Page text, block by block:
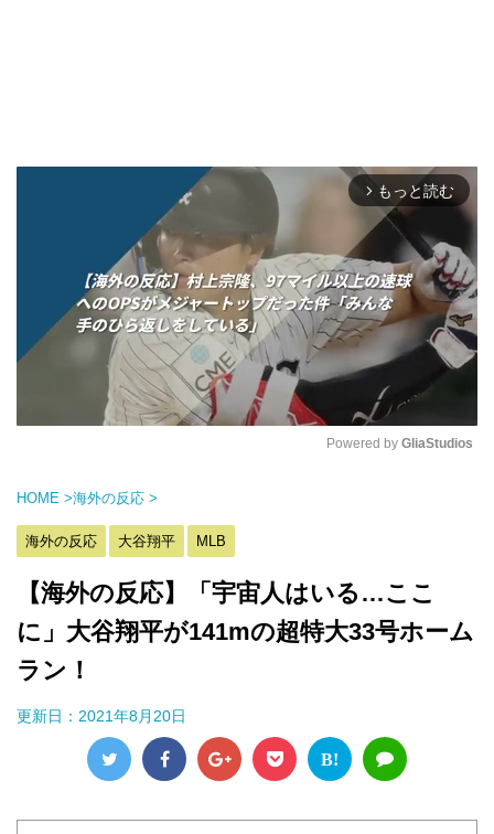
arrow_forward_ios もっと読む
Powered by GliaStudios
HOME >海外の反応 >
海外の反応 大谷翔平 MLB
【海外の反応】「宇宙人はいる…ここ
に」大谷翔平が141mの超特大33号ホーム
ラン！
更新日： 2021年8月20日
B!